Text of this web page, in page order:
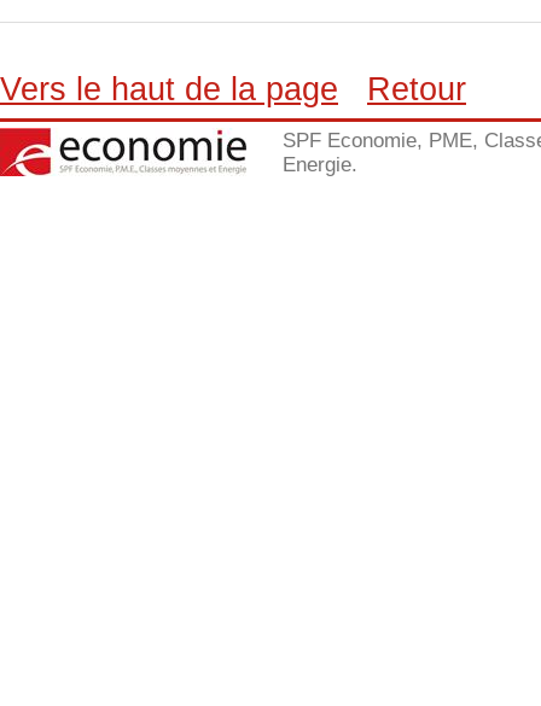
Vers le haut de la page Retour
SPF Economie, PME,
Energie.